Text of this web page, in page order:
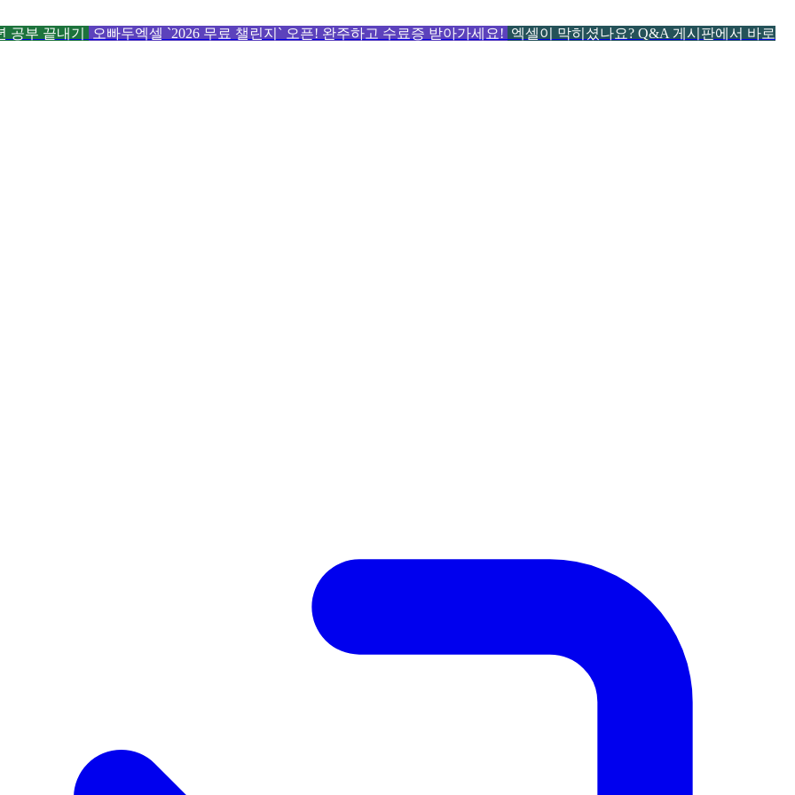
공부 끝내기 오빠두엑셀 `2026 무료 챌린지` 오픈! 완주하고 수료증 받아가세요! 엑셀이 막히셨나요? Q&A 게시판에서 바로